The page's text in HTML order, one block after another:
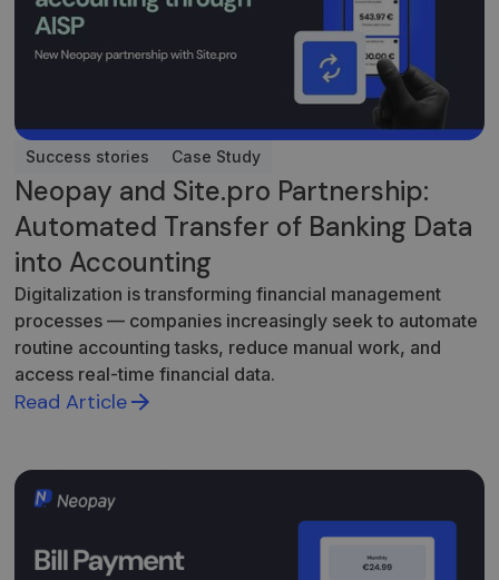
Success stories Case Study
Neopay and Site.pro Partnership:
Automated Transfer of Banking Data
into Accounting
Digitalization is transforming financial management
processes — companies increasingly seek to automate
routine accounting tasks, reduce manual work, and
access real-time financial data.
Read Article